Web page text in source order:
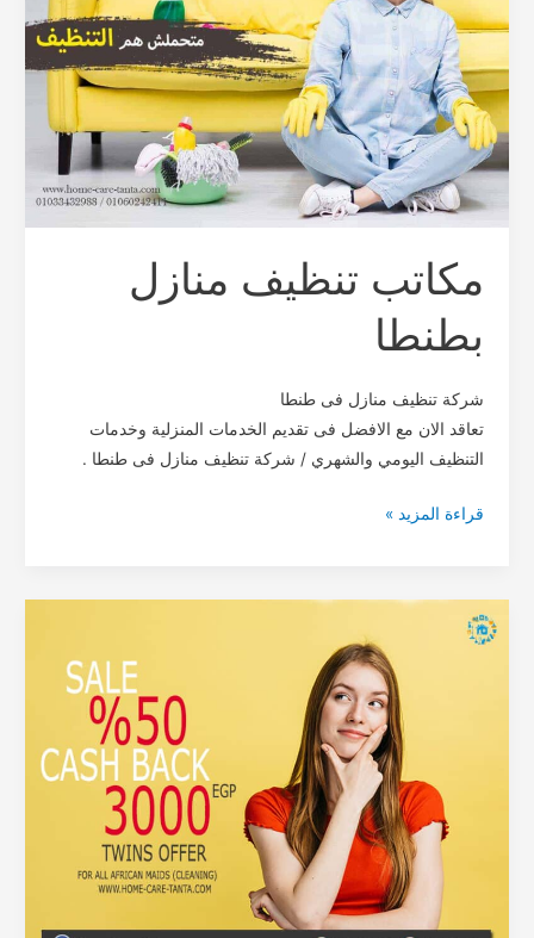
مكاتب تنظيف منازل
بطنطا
شركة تنظيف منازل فى طنطا
تعاقد الان مع الافضل فى تقديم الخدمات المنزلية وخدمات
التنظيف اليومي والشهري / شركة تنظيف منازل فى طنطا .
قراءة المزيد »
افضل
مكتب